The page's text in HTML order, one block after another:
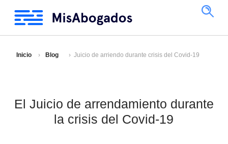
Inicio Blog Juicio de arriendo durante crisis del Covid-19
El Juicio de arrendamiento durante
la crisis del Covid-19